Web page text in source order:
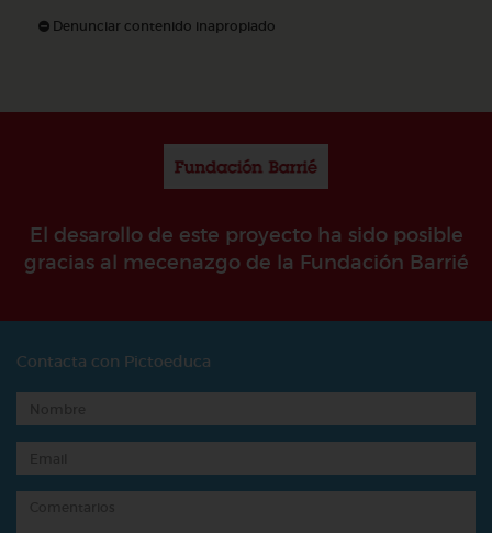
Denunciar contenido inapropiado
El desarollo de este proyecto ha sido posible
gracias al mecenazgo de la Fundación Barrié
Contacta con Pictoeduca